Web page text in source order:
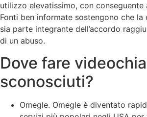
utilizzo elevatissimo, con conseguente
Fonti ben informate sostengono che la
sia parte integrante dell’accordo
di un abuso.
Dove fare
sconosciuti?
Omegle. Omegle è diventato